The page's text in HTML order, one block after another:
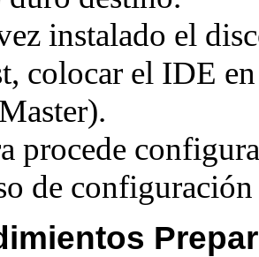
instalado el
colocar el IDE
procede
de